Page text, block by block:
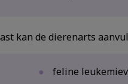
kan de dierenarts
feline